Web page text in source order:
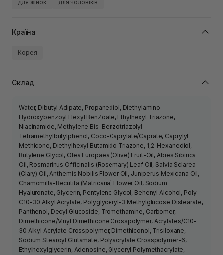
для жінок для чоловіків
Країна
Корея
Склад
Water, Dibutyl Adipate, Propanediol, Diethylamino
Hydroxybenzoyl Hexyl BenZoate, Ethylhexyl Triazone,
Niacinamide, Methylene Bis-Benzotriazolyl
Tetramethylbutylphenol, Coco-Caprylate/Caprate, Caprylyl
Methicone, Diethylhexyl Butamido Triazone, 1,2-Hexanediol,
Butylene Glycol, Olea Europaea (Olive) Fruit-Oil, Abies Sibirica
Oil, Rosmarinus Officinalis (Rosemary) Leaf Oil, Salvia Sclarea
(Clary) Oil, Anthemis Nobilis Flower Oil, Juniperus Mexicana Oil,
Chamomilla-Recutita (Matricaria) Flower Oil, Sodium
Hyaluronate, Glycerin, Pentylene Glycol, Behenyl Alcohol, Poly
C10-30 Alkyl Acrylate, Polyglyceryl-3 Methylglucose Distearate,
Panthenol, Decyl Glucoside, Tromethamine, Carbomer,
Dimethicone/Vinyl Dimethicone Crosspolymer, Acrylates/C10-
30 Alkyl Acrylate Crosspolymer, Dimethiconol, Trisiloxane,
Sodium Stearoyl Glutamate, Polyacrylate Crosspolymer-6,
Ethylhexylglycerin, Adenosine, Glyceryl Polymethacrylate,